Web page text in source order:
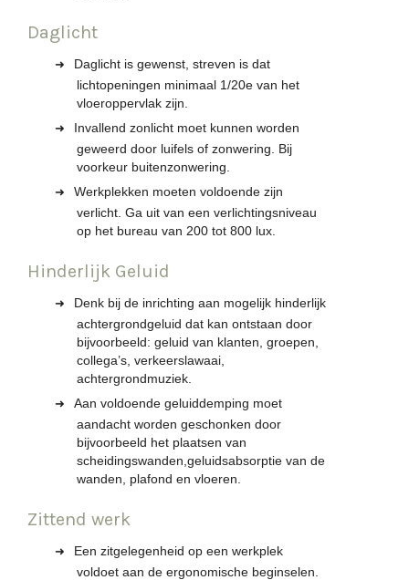
Daglicht
Daglicht is gewenst, streven is dat
lichtopeningen minimaal 1/20e van het
vloeroppervlak zijn.
Invallend zonlicht moet kunnen worden
geweerd door luifels of zonwering. Bij
voorkeur buitenzonwering.
Werkplekken moeten voldoende zijn
verlicht. Ga uit van een verlichtingsniveau
op het bureau van 200 tot 800 lux.
Hinderlijk Geluid
Denk bij de inrichting aan mogelijk hinderlijk
achtergrondgeluid dat kan ontstaan door
bijvoorbeeld: geluid van klanten, groepen,
collega’s, verkeerslawaai,
achtergrondmuziek.
Aan voldoende geluiddemping moet
aandacht worden geschonken door
bijvoorbeeld het plaatsen van
scheidingswanden,geluidsabsorptie van de
wanden, plafond en vloeren.
Zittend werk
Een zitgelegenheid op een werkplek
voldoet aan de ergonomische beginselen.